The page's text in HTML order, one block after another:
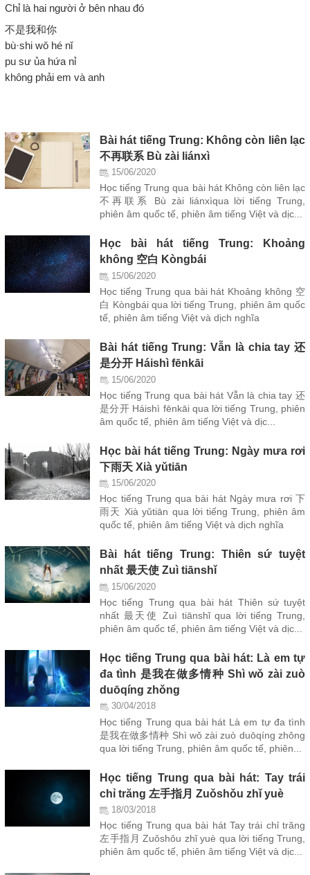
Chỉ là hai người ở bên nhau đó
不是我和你
bù·shi wǒ hé nǐ
pu sư ủa hứa nỉ
không phải em và anh
Bài hát tiếng Trung: Không còn liên lạc
不再联系 Bù zài liánxì
15/06/2020
Học tiếng Trung qua bài hát Không còn liên lạc
不再联系 Bù zài liánxìqua lời tiếng Trung,
phiên âm quốc tế, phiên âm tiếng Việt và dịc...
Học bài hát tiếng Trung: Khoảng
không 空白 Kòngbái
15/06/2020
Học tiếng Trung qua bài hát Khoảng không 空
白 Kòngbái qua lời tiếng Trung, phiên âm quốc
tế, phiên âm tiếng Việt và dịch nghĩa
Bài hát tiếng Trung: Vẫn là chia tay 还
是分开 Háishì fēnkāi
15/06/2020
Học tiếng Trung qua bài hát Vẫn là chia tay 还
是分开 Háishì fēnkāi qua lời tiếng Trung, phiên
âm quốc tế, phiên âm tiếng Việt và dịc...
Học bài hát tiếng Trung: Ngày mưa rơi
下雨天 Xià yǔtiān
15/06/2020
Học tiếng Trung qua bài hát Ngày mưa rơi 下
雨天 Xià yǔtiān qua lời tiếng Trung, phiên âm
quốc tế, phiên âm tiếng Việt và dịch nghĩa
Bài hát tiếng Trung: Thiên sứ tuyệt
nhất 最天使 Zuì tiānshǐ
15/06/2020
Học tiếng Trung qua bài hát Thiên sứ tuyệt
nhất 最天使 Zuì tiānshǐ qua lời tiếng Trung,
phiên âm quốc tế, phiên âm tiếng Việt và dịc...
Học tiếng Trung qua bài hát: Là em tự
đa tình 是我在做多情种 Shì wǒ zài zuò
duōqíng zhǒng
30/04/2018
Học tiếng Trung qua bài hát Là em tự đa tình
是我在做多情种 Shì wǒ zài zuò duōqíng zhǒng
qua lời tiếng Trung, phiên âm quốc tế, phiên...
Học tiếng Trung qua bài hát: Tay trái
chỉ trăng 左手指月 Zuǒshǒu zhǐ yuè
18/03/2018
Học tiếng Trung qua bài hát Tay trái chỉ trăng
左手指月 Zuǒshǒu zhǐ yuè qua lời tiếng Trung,
phiên âm quốc tế, phiên âm tiếng Việt và dịc...